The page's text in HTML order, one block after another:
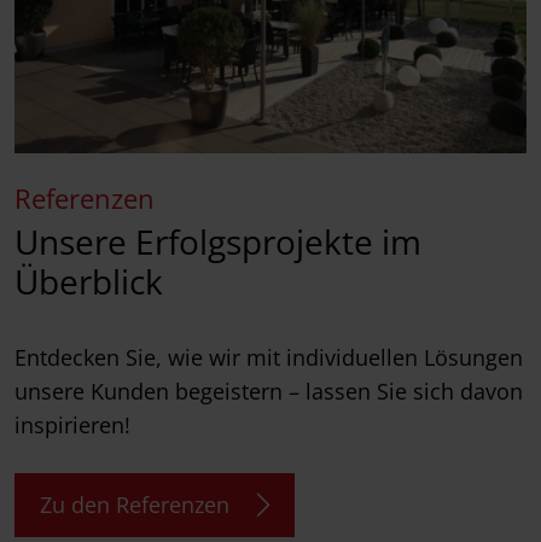
Referenzen
Unsere Erfolgsprojekte im
Überblick
Entdecken Sie, wie wir mit individuellen Lösungen
unsere Kunden begeistern – lassen Sie sich davon
inspirieren!
Zu den Referenzen